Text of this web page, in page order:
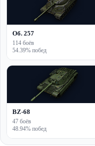
Об. 257
114 боёв
54.39% побед
BZ-68
47 боёв
48.94% побед